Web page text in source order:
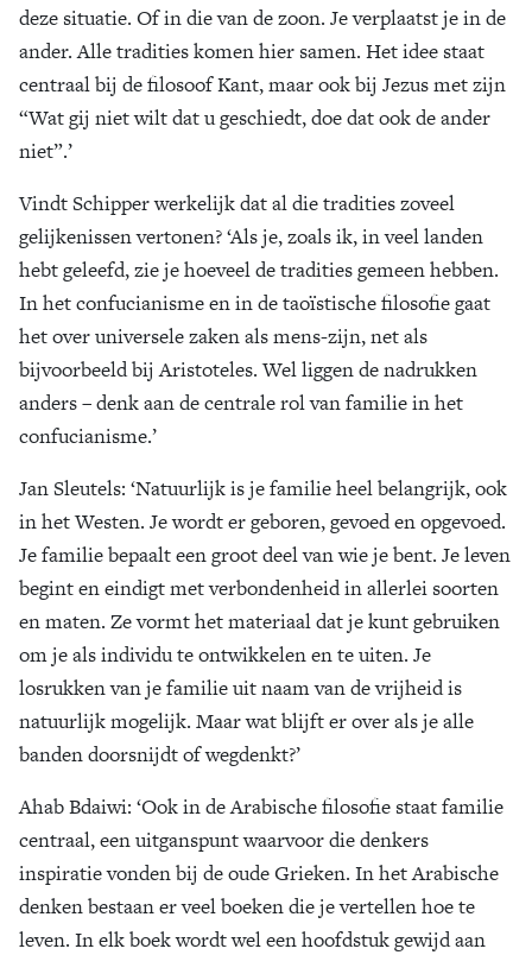
deze situatie. Of in die van de zoon. Je verplaatst je in de
ander. Alle tradities komen hier samen. Het idee staat
centraal bij de filosoof Kant, maar ook bij Jezus met zijn
“Wat gij niet wilt dat u geschiedt, doe dat ook de ander
niet”.’
Vindt Schipper werkelijk dat al die tradities zoveel
gelijkenissen vertonen? ‘Als je, zoals ik, in veel landen
hebt geleefd, zie je hoeveel de tradities gemeen hebben.
In het confucianisme en in de taoïstische filosofie gaat
het over universele zaken als mens-zijn, net als
bijvoorbeeld bij Aristoteles. Wel liggen de nadrukken
anders – denk aan de centrale rol van familie in het
confucianisme.’
Jan Sleutels: ‘Natuurlijk is je familie heel belangrijk, ook
in het Westen. Je wordt er geboren, gevoed en opgevoed.
Je familie bepaalt een groot deel van wie je bent. Je leven
begint en eindigt met verbondenheid in allerlei soorten
en maten. Ze vormt het materiaal dat je kunt gebruiken
om je als individu te ontwikkelen en te uiten. Je
losrukken van je familie uit naam van de vrijheid is
natuurlijk mogelijk. Maar wat blijft er over als je alle
banden doorsnijdt of wegdenkt?’
Ahab Bdaiwi: ‘Ook in de Arabische filosofie staat familie
centraal, een uitganspunt waarvoor die denkers
inspiratie vonden bij de oude Grieken. In het Arabische
denken bestaan er veel boeken die je vertellen hoe te
leven. In elk boek wordt wel een hoofdstuk gewijd aan